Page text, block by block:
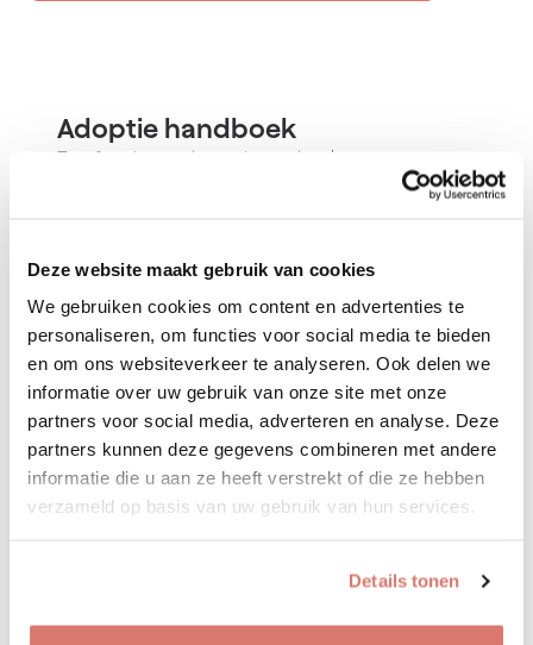
Deze website maakt gebruik van cookies
We gebruiken cookies om content en advertenties te
personaliseren, om functies voor social media te bieden
en om ons websiteverkeer te analyseren. Ook delen we
informatie over uw gebruik van onze site met onze
partners voor social media, adverteren en analyse. Deze
partners kunnen deze gegevens combineren met andere
informatie die u aan ze heeft verstrekt of die ze hebben
verzameld op basis van uw gebruik van hun services.
Details tonen
Adoptie handboek
Tips & tricks over het zoeken en herplaatsen van een